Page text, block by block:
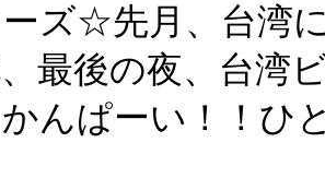
ズ☆先月、台湾
最後の夜、台湾
んぱーい！！ひ